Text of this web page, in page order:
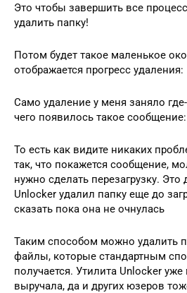
Это чтобы завершить все
удалить папку!
Потом будет такое маленькое
отображается прогресс удаления:
Само удаление у меня заняло
чего появилось такое сообщение:
То есть как видите никаких
так, что покажется сообщение,
нужно сделать перезагрузку. Это
Unlocker удалил папку еще до
сказать пока она не очнулась
Таким способом можно удалить
файлы, которые стандартным
получается. Утилита Unlocker
выручала, да и других юзеров